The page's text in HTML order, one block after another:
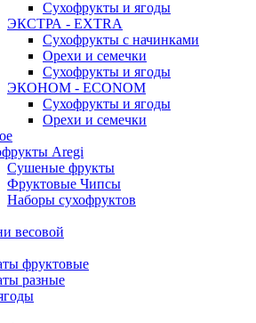
Сухофрукты и ягоды
ЭКСТРА - EXTRA
Сухофрукты с начинками
Орехи и семечки
Сухофрукты и ягоды
ЭКОНОМ - ECONOM
Сухофрукты и ягоды
Орехи и семечки
Aregi
Сушеные фрукты
Фруктовые Чипсы
Наборы сухофруктов
весовой
фруктовые
разные